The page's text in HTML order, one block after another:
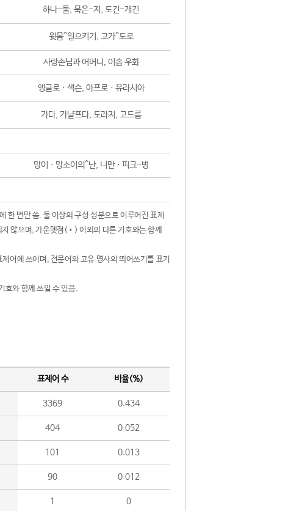
하나-둘, 묵은-지, 도긴-개긴
윗몸^일으키기, 고가^도로
사랑손님과 어머니, 이솝 우화
앵글로ㆍ색슨, 아프로ㆍ유라시아
가다, 가냘프다, 도라지, 고드름
망이ㆍ망소이의^난, 니만ㆍ피크-병
번만 씀. 둘 이상의 구성 성분으로 이루어진 표제
않으며, 가운뎃점(•) 이외의 다른 기호와는 함께
어에 쓰이며, 전문어와 고유 명사의 띄어쓰기를 표기
호와 함께 쓰일 수 있음.
표제어 수 비율(%)
3369 0.434
404 0.052
101 0.013
90 0.012
1 0